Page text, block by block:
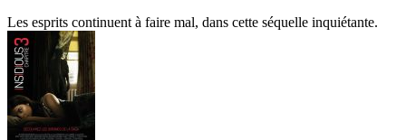
Les esprits continuent à faire mal, dans cette séquelle inquiétante.